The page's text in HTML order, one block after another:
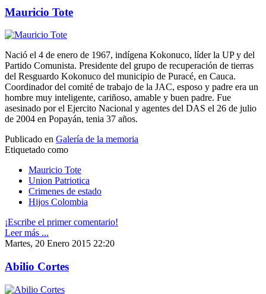
Mauricio Tote
Nació el 4 de enero de 1967, indígena Kokonuco, líder la UP y del
Partido Comunista. Presidente del grupo de recuperación de tierras
del Resguardo Kokonuco del municipio de Puracé, en Cauca.
Coordinador del comité de trabajo de la JAC, esposo y padre era un
hombre muy inteligente, cariñoso, amable y buen padre. Fue
asesinado por el Ejercito Nacional y agentes del DAS el 26 de julio
de 2004 en Popayán, tenia 37 años.
Publicado en Galería de la memoria
Etiquetado como
Mauricio Tote
Union Patriotica
Crimenes de estado
Hijos Colombia
¡Escribe el primer comentario!
Leer más ...
Martes, 20 Enero 2015 22:20
Abilio Cortes